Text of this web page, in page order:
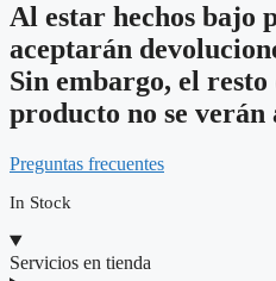
Al estar hechos bajo
aceptarán
Sin embargo, el
producto no se verán
Preguntas frecuentes
In Stock
Servicios en tienda